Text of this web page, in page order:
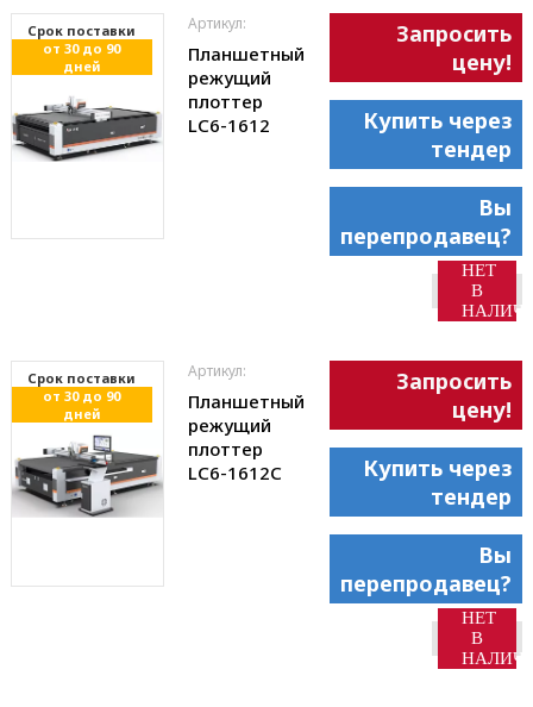
Cрок поставки
от 30 до 90
дней
Артикул:
Планшетный
режущий
плоттер
LC6-1612
Запросить
цену!
Купить через
тендер
Вы
перепродавец?
НЕТ
В
Cрок поставки
от 30 до 90
дней
Артикул:
Планшетный
режущий
плоттер
LC6-1612С
Запросить
цену!
Купить через
тендер
Вы
перепродавец?
НЕТ
В